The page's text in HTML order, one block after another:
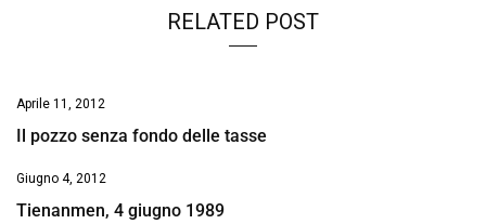
RELATED POST
Aprile 11, 2012
Il pozzo senza fondo delle tasse
Giugno 4, 2012
Tienanmen, 4 giugno 1989